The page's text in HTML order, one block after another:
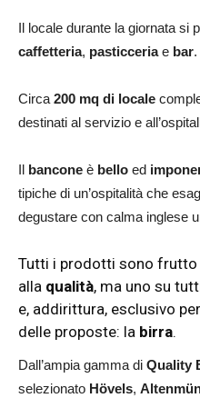
Il locale durante la giornata si
caffetteria, pasticceriae bar.
Circa200 mq di locale
destinati al servizio e
Il bancone è bello ed
tipiche di un’ospitalità che
degustare con calma inglese
Tutti i prodotti sono frutto
alla qualità, ma uno su
e, addirittura, esclusivo
delle proposte: la birra.
Dall’ampia gamma di Quality
selezionato Hövels,